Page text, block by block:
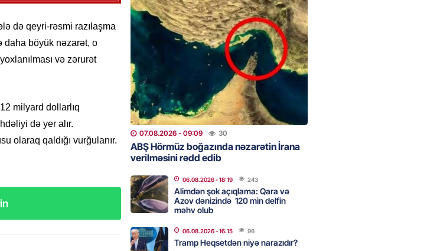
də qeyri-rəsmi razılaşma
daha böyük nəzarət, o
və zərurət
milyard dollarlıq
də yer alır.
olaraq qaldığı vurğulanır.
GÜNDƏM
Əsaslı təmirdən çıxan məktəbdə nələr
dəyişib? – REPORTAJ
114
GÜNDƏM
Prezidentin “Şöhrət” ordeni ilə təltif
etdiyi Bəxtiyar Aslanbəyli kimdir? –
DOSYE
06.08.2026- 17:00 192
GÜNDƏM
David Seliverstov yayılan iddialarla
bağlı açıqlama verib: “İddiaların
etdirmir”
06.08.2026 - 16:45 186
07.08.2026 - 09:09 30
ABŞ Hörmüz boğazında nəzarətin İrana
verilməsini rədd edib
06.08.2026- 18:19 243
Alimdən şok açıqlama: Qara və
Azov dənizində 120 min delfin
məhv olub
06.08.2026- 16:15 96
Tramp Heqsetdən niyə narazıdır?